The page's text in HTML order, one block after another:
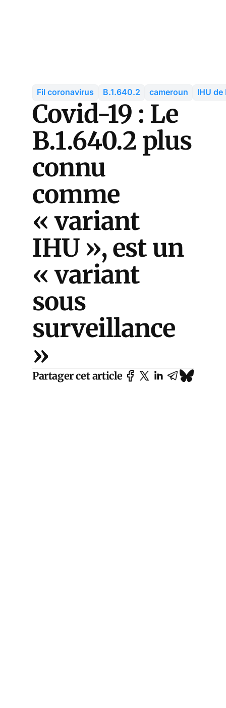
Fil coronavirus B.1.640.2 cameroun IHU
Covid-19 : Le
B.1.640.2 plus
connu
comme
« variant
IHU », est un
« variant
sous
surveillance
»
Partager cet article